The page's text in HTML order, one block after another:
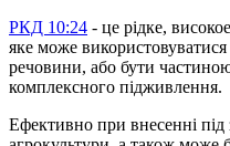
РКД 10:24 - це рідке,
яке може використовуватися
речовини, або бути
комплексного підживлення.
Ефективно при внесенні під